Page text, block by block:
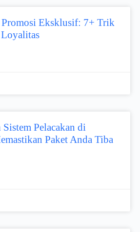
Promosi Eksklusif: 7+ Trik
Pelacakan di
Paket Anda Tiba